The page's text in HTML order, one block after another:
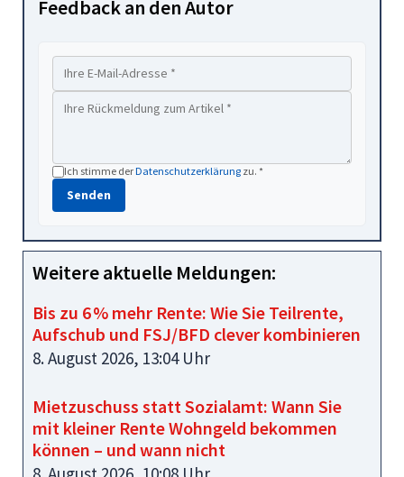
Feedback an den Autor
Ich stimme derDatenschutzerklärung zu. *
Senden
Weitere aktuelle Meldungen:
Bis zu 6 % mehr Rente: Wie Sie Teilrente,
Aufschub und FSJ/BFD clever kombinieren
8. August 2026, 13:04 Uhr
Mietzuschuss statt Sozialamt: Wann Sie
mit kleiner Rente Wohngeld bekommen
können – und wann nicht